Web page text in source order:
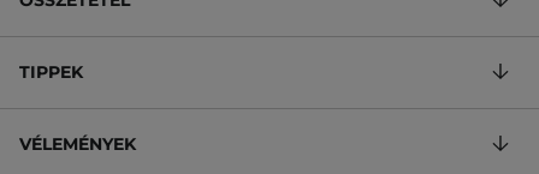
TIPPEK
VÉLEMÉNYEK